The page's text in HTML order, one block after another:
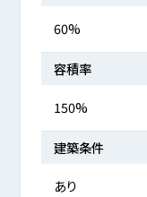
60%
容積率
150%
建築条件
あり